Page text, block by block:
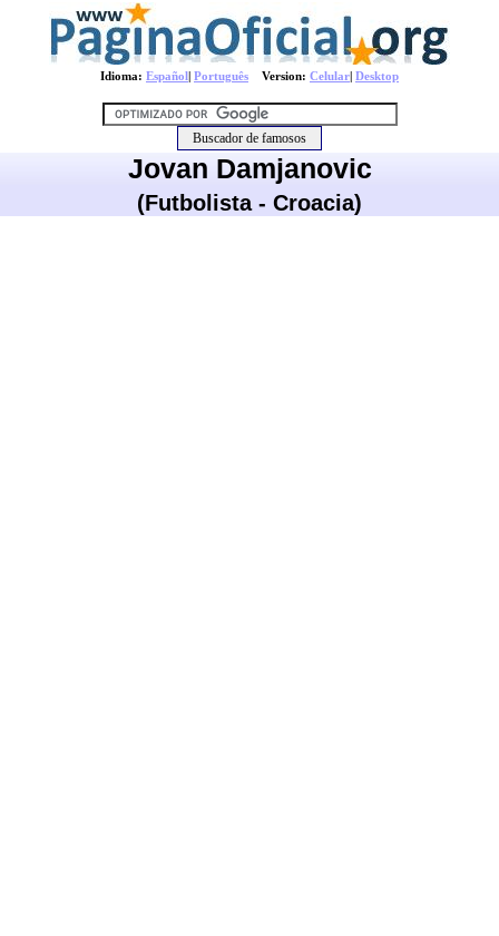
Idioma: Español| Português Version: Celular| Desktop
Jovan Damjanovic
(Futbolista - Croacia)